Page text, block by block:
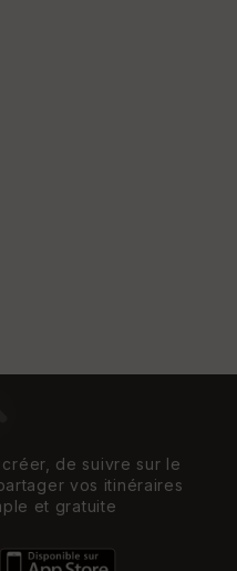
de suivre sur le
vos itinéraires
et gratuite